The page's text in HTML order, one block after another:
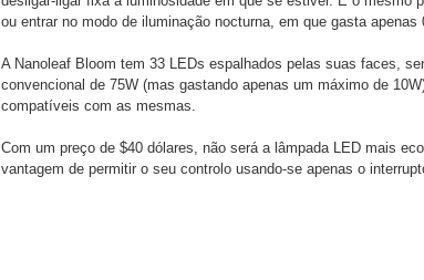
ou entrar no modo de iluminação nocturna, em que gasta apenas
A Nanoleaf Bloom tem 33 LEDs espalhados pelas suas faces,
convencional de 75W (mas gastando apenas um máximo de
compatíveis com as mesmas.
Com um preço de $40 dólares, não será a lâmpada LED mais
vantagem de permitir o seu controlo usando-se apenas o